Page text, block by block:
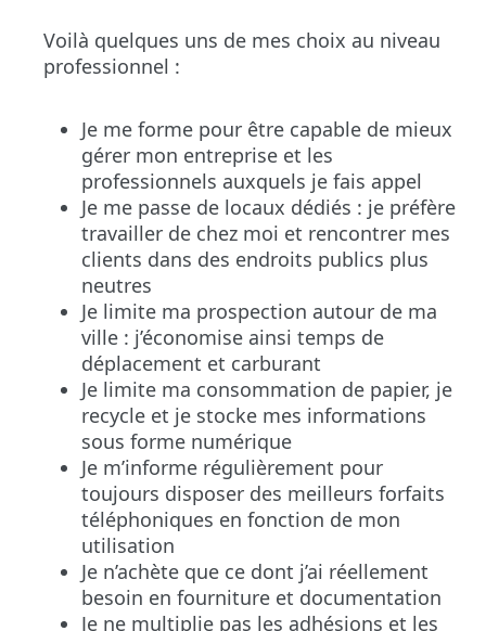
Voilà quelques uns de mes choix au niveau
professionnel :
Je me forme pour être capable de mieux
gérer mon entreprise et les
professionnels auxquels je fais appel
Je me passe de locaux dédiés : je préfère
travailler de chez moi et rencontrer mes
clients dans des endroits publics plus
neutres
Je limite ma prospection autour de ma
ville : j’économise ainsi temps de
déplacement et carburant
Je limite ma consommation de papier, je
recycle et je stocke mes informations
sous forme numérique
Je m’informe régulièrement pour
toujours disposer des meilleurs forfaits
téléphoniques en fonction de mon
utilisation
Je n’achète que ce dont j’ai réellement
besoin en fourniture et documentation
Je ne multiplie pas les adhésions et les